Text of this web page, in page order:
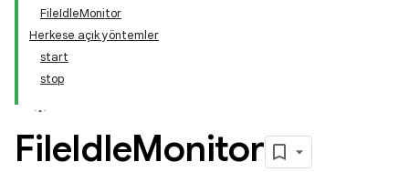
FileIdleMonitor
Herkese açık yöntemler
start
stop
FileIdleMonitor